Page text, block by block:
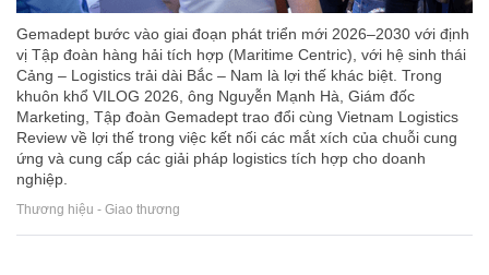
Gemadept bước vào giai đoạn phát triển mới 2026–2030 với định
vị Tập đoàn hàng hải tích hợp (Maritime Centric), với hệ sinh thái
Cảng – Logistics trải dài Bắc – Nam là lợi thế khác biệt. Trong
khuôn khổ VILOG 2026, ông Nguyễn Mạnh Hà, Giám đốc
Marketing, Tập đoàn Gemadept trao đổi cùng Vietnam Logistics
Review về lợi thế trong việc kết nối các mắt xích của chuỗi cung
ứng và cung cấp các giải pháp logistics tích hợp cho doanh
nghiệp.
Thương hiệu - Giao thương